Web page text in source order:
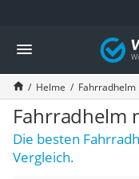
Die beliebtesten
Freizeit & Sport
Gartentrampolin
Trampolin
Metalldetektor
Eufab-Fahrradträger
Trampolin 366 cm
Fahrradschloss
Helme Fahrradhelm
Fahrradhelm
Die besten
Vergleich.